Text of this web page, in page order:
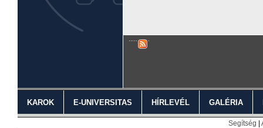
KAROK E-UNIVERSITAS HÍRLEVÉL GALÉRIA
Segítség